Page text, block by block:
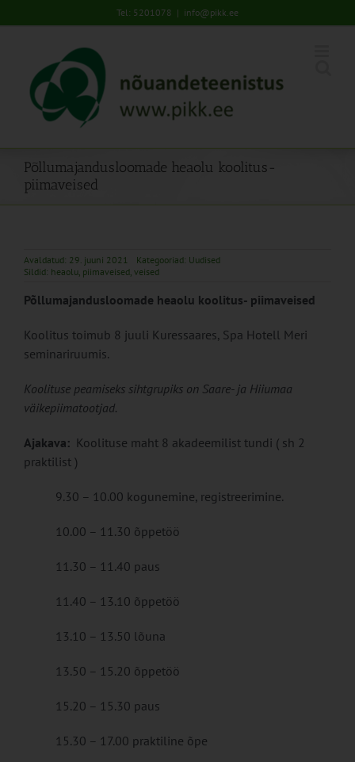
to
Tel: 5201078 | info@pikk.ee
Põllumajandusloomade heaolu koolitus-
piimaveised
Avaldatud: 29. juuni 2021 Kategooriad: Uudised
Sildid: heaolu, piimaveised, veised
Põllumajandusloomade heaolu koolitus- piimaveised
Koolitus toimub 8 juuli Kuressaares, Spa Hotell Meri
seminariruumis.
Koolituse peamiseks sihtgrupiks on Saare- ja Hiiumaa
väikepiimatootjad.
Ajakava: Koolituse maht 8 akadeemilist tundi ( sh 2
praktilist )
9.30 – 10.00 kogunemine, registreerimine.
10.00 – 11.30 õppetöö
11.30 – 11.40 paus
11.40 – 13.10 õppetöö
13.10 – 13.50 lõuna
13.50 – 15.20 õppetöö
15.20 – 15.30 paus
15.30 – 17.00 praktiline õpe